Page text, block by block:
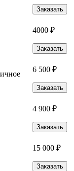
Заказать
4000 ₽
Заказать
6 500 ₽
Заказать
4 900 ₽
Заказать
15 000 ₽
Заказать